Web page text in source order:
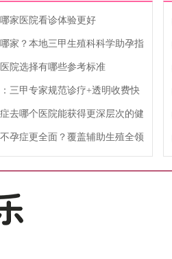
家医院看诊体验更好
家？本地三甲生殖科科学助孕指
院选择有哪些参考标准
三甲专家规范诊疗+透明收费快
去哪个医院能获得更深层次的健
孕症更全面？覆盖辅助生殖全领